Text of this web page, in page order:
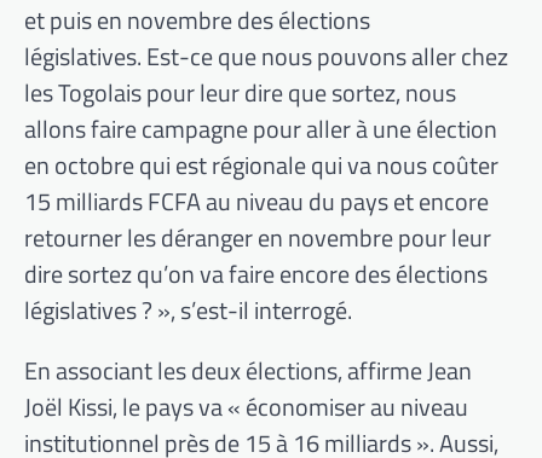
et puis en novembre des élections
législatives. Est-ce que nous pouvons aller chez
les Togolais pour leur dire que sortez, nous
allons faire campagne pour aller à une élection
en octobre qui est régionale qui va nous coûter
15 milliards FCFA au niveau du pays et encore
retourner les déranger en novembre pour leur
dire sortez qu’on va faire encore des élections
législatives ? », s’est-il interrogé.
En associant les deux élections, affirme Jean
Joël Kissi, le pays va « économiser au niveau
institutionnel près de 15 à 16 milliards ». Aussi,